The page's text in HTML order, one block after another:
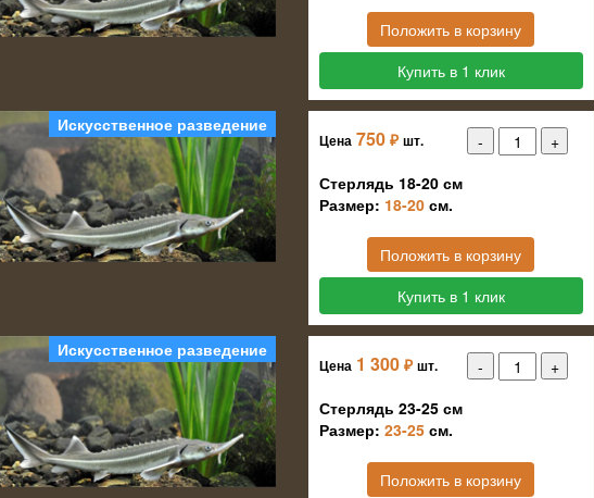
Положить в корзину
Купить в 1 клик
Искусственное разведение
Цена 750 ₽ шт.
Стерлядь 18-20 см
Размер: 18-20 см.
Положить в корзину
Купить в 1 клик
Искусственное разведение
Цена 1 300 ₽ шт.
Стерлядь 23-25 см
Размер: 23-25 см.
Положить в корзину